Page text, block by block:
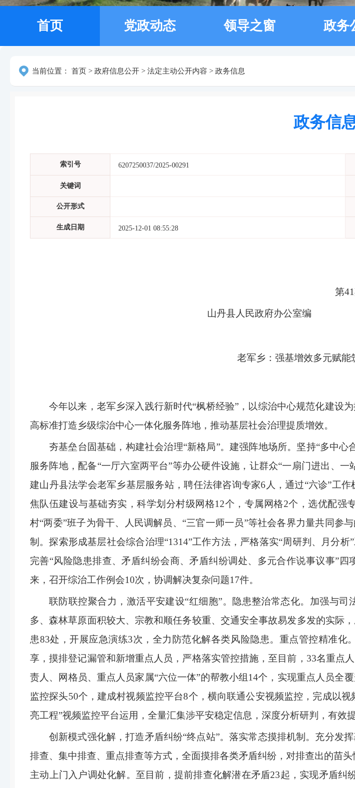
首页 党政动态 领导之窗 政务
当前位置： 首页 > 政府信息公开 > 法定主动公开内容 > 政务信息
政务信
索引号 6207250037/2025-00291
关键词
公开形式
生成日期 2025-12-01 08:55:28
第
山丹县人民政府办公室编
老军乡：强基增效多元赋能
今年以来，老军乡深入践行新时代“枫桥经验”，以综治中心规范化建设
高标准打造乡级综治中心一体化服务阵地，推动基层社会治理提质增效。
夯基垒台固基础，构建社会治理“新格局”。建强阵地场所。坚持“多中
服务阵地，配备“一厅六室两平台”等办公硬件设施，让群众“一扇门进出、
建山丹县法学会老军乡基层服务站，聘任法律咨询专家6人，通过“六诊”工
焦队伍建设与基础夯实，科学划分村级网格12个，专属网格2个，选优配强
村“两委”班子为骨干、人民调解员、“三官一师一员”等社会各界力量共同参
制。探索形成基层社会综合治理“1314”工作方法，严格落实“周研判、月分
完善“风险隐患排查、矛盾纠纷会商、矛盾纠纷调处、多元合作说事议事”
来，召开综治工作例会10次，协调解决复杂问题17件。
联防联控聚合力，激活平安建设“红细胞”。隐患整治常态化。加强与
多、森林草原面积较大、宗教和顺任务较重、交通安全事故易发多发的实际
患83处，开展应急演练3次，全力防范化解各类风险隐患。重点管控精准
享，摸排登记漏管和新增重点人员，严格落实管控措施，至目前，33名重点
责人、网格员、重点人员家属“六位一体”的帮教小组14个，实现重点人员
监控探头50个，建成村视频监控平台8个，横向联通公安视频监控，完成以
亮工程”视频监控平台运用，全量汇集涉平安稳定信息，深度分析研判，有效
创新模式强化解，打造矛盾纠纷“终点站”。落实常态摸排机制。充分发
排查、集中排查、重点排查等方式，全面摸排各类矛盾纠纷，对排查出的苗
主动上门入户调处化解。至目前，提前排查化解潜在矛盾23起，实现矛盾